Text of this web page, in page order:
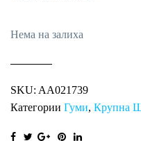
Нема на залиха
SKU: AA021739
Категории Гуми, Крупна